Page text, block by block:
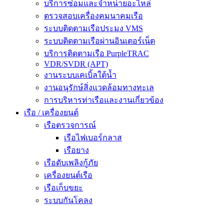
บริการซ่อมและจำหน่ายอะไหล่
ตรวจสอบเครื่องคมนาคมเรือ
ระบบติดตามเรือประมง VMS
ระบบติดตามเรือผ่านอินเตอร์เน็ต
บริการติดตามเรือ PurpleTRAC
VDR/SVDR (APT)
งานระบบเคเบิ้ลใต้น้ำ
งานอนุรักษ์สิ่งแวดล้อมทางทะเล
การบริหารท่าเรือและงานเกี่ยวข้อง
เรือ / เครื่องยนต์
เรือตรวจการณ์
เรือไฟเบอร์กลาส
เรือยาง
เรือดับเพลิงกู้ภัย
เครื่องยนต์เรือ
เรือเก็บขยะ
ระบบกันโคลง